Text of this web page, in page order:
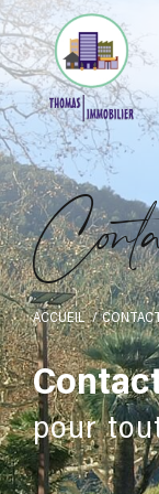
Cot
ACCUEIL
pour